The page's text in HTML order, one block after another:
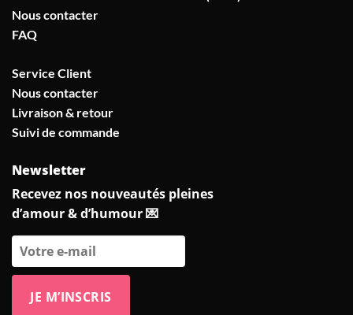
Nous contacter
FAQ
Service Client
Nous contacter
Livraison & retour
Suivi de commande
Newsletter
Recevez nos nouveautés pleines
d’amour & d’humour 💌